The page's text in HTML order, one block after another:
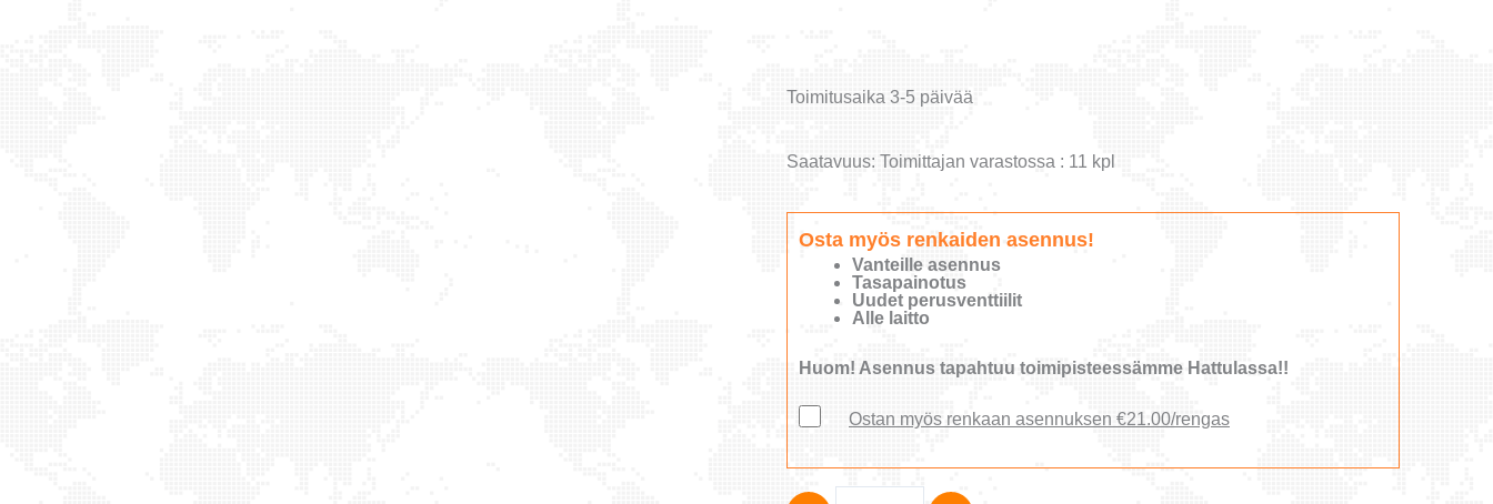
Toimitusaika 3-5 päivää
Saatavuus: Toimittajan varastossa : 11 kpl
Osta myös renkaiden asennus!
Vanteille asennus
Tasapainotus
Uudet perusventtiilit
Alle laitto
Huom! Asennus tapahtuu toimipisteessämme Hattulassa!!
Ostan myös renkaan asennuksen €21.00/rengas